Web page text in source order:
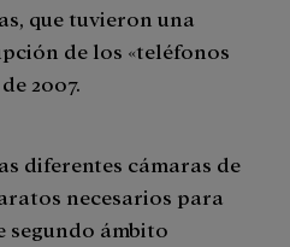
que tuvieron una
de los «teléfonos
2007.
diferentes cámaras de
necesarios para
segundo ámbito